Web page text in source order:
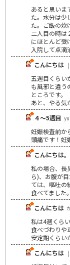
あると思いま
た。水分は少
た。ご飯の炊
二人目の時は
にほとんど受
入院して点滴
こんにちは
五週目くらい
も風邪と違う
ところです。
あと、やる気
４～5週目
妊娠検査前か
頭痛です！妊
こんにちは。
私の場合、長
ら)、お腹が
ては、嘔吐の
食べてました
こんにちは
私は4週くら
食べづわりや
安定期くらい
こんにちは